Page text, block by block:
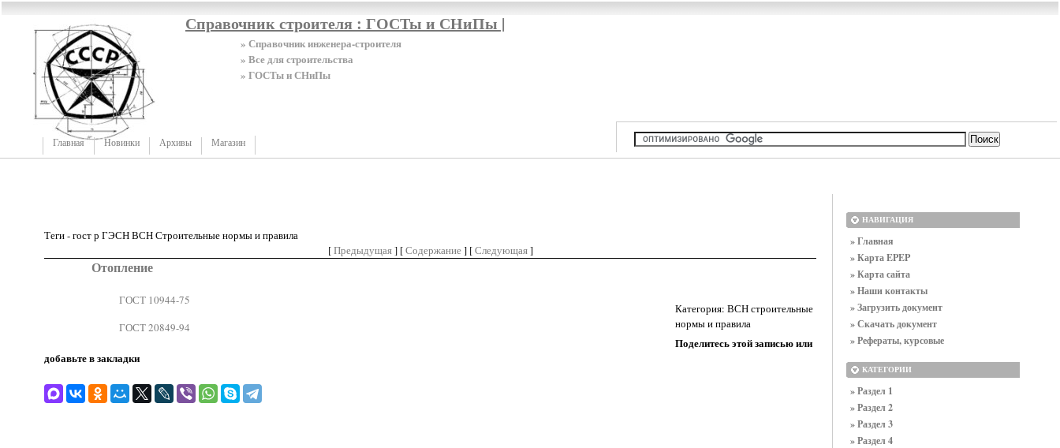
Справочник строителя : ГОСТы и СНиПы |
» Справочник инженера-строителя
» Все для строительства
» ГОСТы и СНиПы
Главная Новинки Архивы Магазин
Теги - гост р ГЭСН ВСН Строительные нормы и правила
[Предыдущая] [Содержание] [Следующая]
Отопление
ГОСТ 10944-75
ГОСТ 20849-94
Категория: ВСН строительные
нормы и правила
Поделитесь этой записью или
добавьте в закладки
НАВИГАЦИЯ
» Главная
» Карта EPEP
» Карта сайта
» Наши контакты
» Загрузить документ
» Скачать документ
» Рефераты, курсовые
КАТЕГОРИИ
» Раздел 1
» Раздел 2
» Раздел 3
» Раздел 4